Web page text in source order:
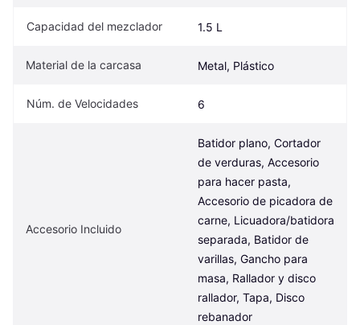
Capacidad del mezclador 1.5 L
Material de la carcasa Metal, Plástico
Núm. de Velocidades 6
Accesorio Incluido
Batidor plano, Cortador
de verduras, Accesorio
para hacer pasta,
Accesorio de picadora de
carne, Licuadora/batidora
separada, Batidor de
varillas, Gancho para
masa, Rallador y disco
rallador, Tapa, Disco
rebanador